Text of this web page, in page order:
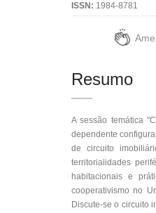
ISSN: 1984-8781
Resumo
A sessão temática
dependente
de circuito
territorialidades
habitacionais e
cooperativismo no
Discute-se o circuito